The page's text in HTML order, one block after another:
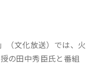
（文化放送）では、火
の田中秀臣氏と番組